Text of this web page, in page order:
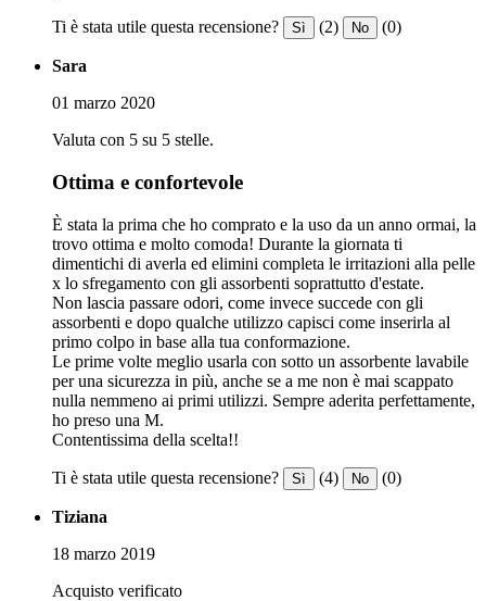
Ti è stata utile questa recensione? Sì (2) No (0)
Sara
01 marzo 2020
Valuta con 5 su 5 stelle.
Ottima e confortevole
È stata la prima che ho comprato e la uso da un anno ormai, la
trovo ottima e molto comoda! Durante la giornata ti
dimentichi di averla ed elimini completa le irritazioni alla pelle
x lo sfregamento con gli assorbenti soprattutto d'estate.
Non lascia passare odori, come invece succede con gli
assorbenti e dopo qualche utilizzo capisci come inserirla al
primo colpo in base alla tua conformazione.
Le prime volte meglio usarla con sotto un assorbente lavabile
per una sicurezza in più, anche se a me non è mai scappato
nulla nemmeno ai primi utilizzi. Sempre aderita perfettamente,
ho preso una M.
Contentissima della scelta!!
Ti è stata utile questa recensione? Sì (4) No (0)
Tiziana
18 marzo 2019
Acquisto verificato